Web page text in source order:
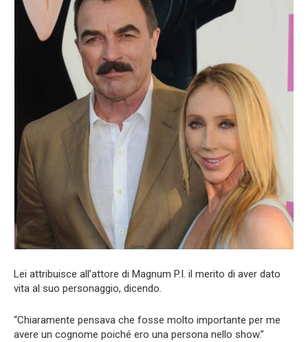
Lei attribuisce all’attore di Magnum P.I. il merito di aver dato
vita al suo personaggio, dicendo.
“Chiaramente pensava che fosse molto importante per me
avere un cognome poiché ero una persona nello show.”